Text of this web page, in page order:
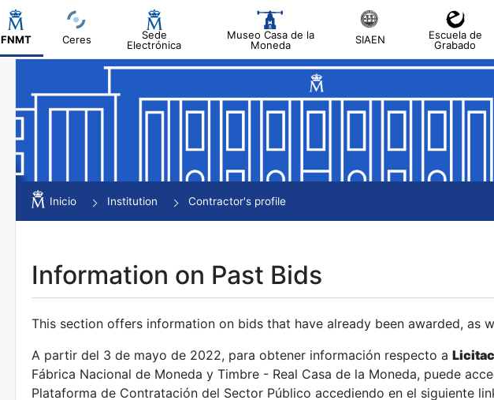
FNMT Ceres
Sede
Electrónica
Museo Casa de la
Moneda
SIAEN
Escuela de
Grabado
Show/Hide
Show/Hide
Inicio Institution Contractor's profile
Information on Past Bids
This section offers information on bids that have already been awarded, as
A partir del 3 de mayo de 2022, para obtener información respecto a
Fábrica Nacional de Moneda y Timbre - Real Casa de la Moneda, puede
Plataforma de Contratación del Sector Público accediendo en el siguiente